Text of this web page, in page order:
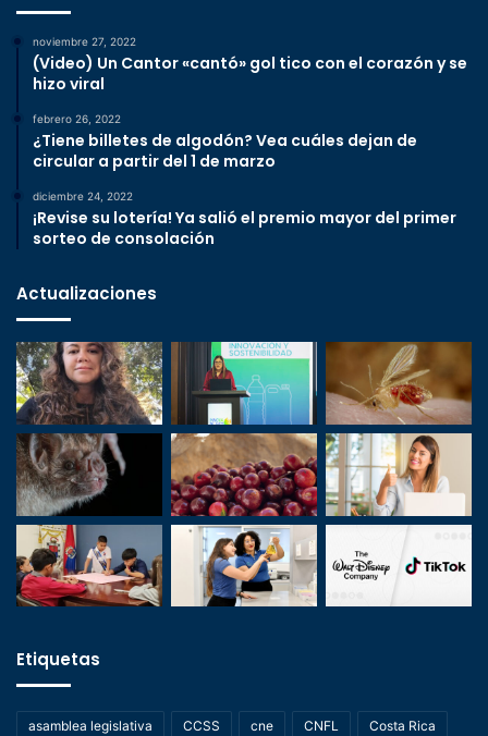
noviembre 27, 2022
(Video) Un Cantor «cantó» gol tico con el corazón y se
hizo viral
febrero 26, 2022
¿Tiene billetes de algodón? Vea cuáles dejan de
circular a partir del 1 de marzo
diciembre 24, 2022
¡Revise su lotería! Ya salió el premio mayor del primer
sorteo de consolación
Actualizaciones
Etiquetas
asamblea legislativa CCSS cne CNFL Costa Rica